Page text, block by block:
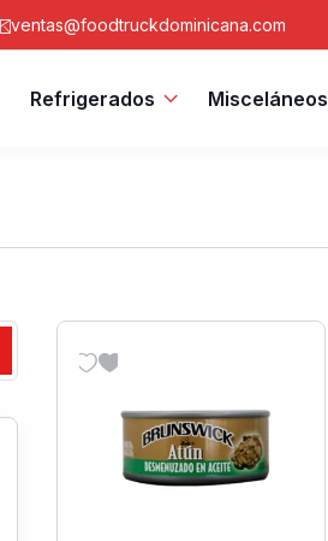
ventas@foodtruckdominicana.com
Refrigerados Misceláneos